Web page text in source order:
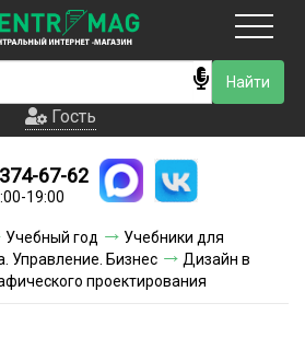
Гость
Новинки
доставки
оплаты
Гость
67-62
19:00
Учебный год
Учебники для
Управление. Бизнес
Дизайн в
проектирования